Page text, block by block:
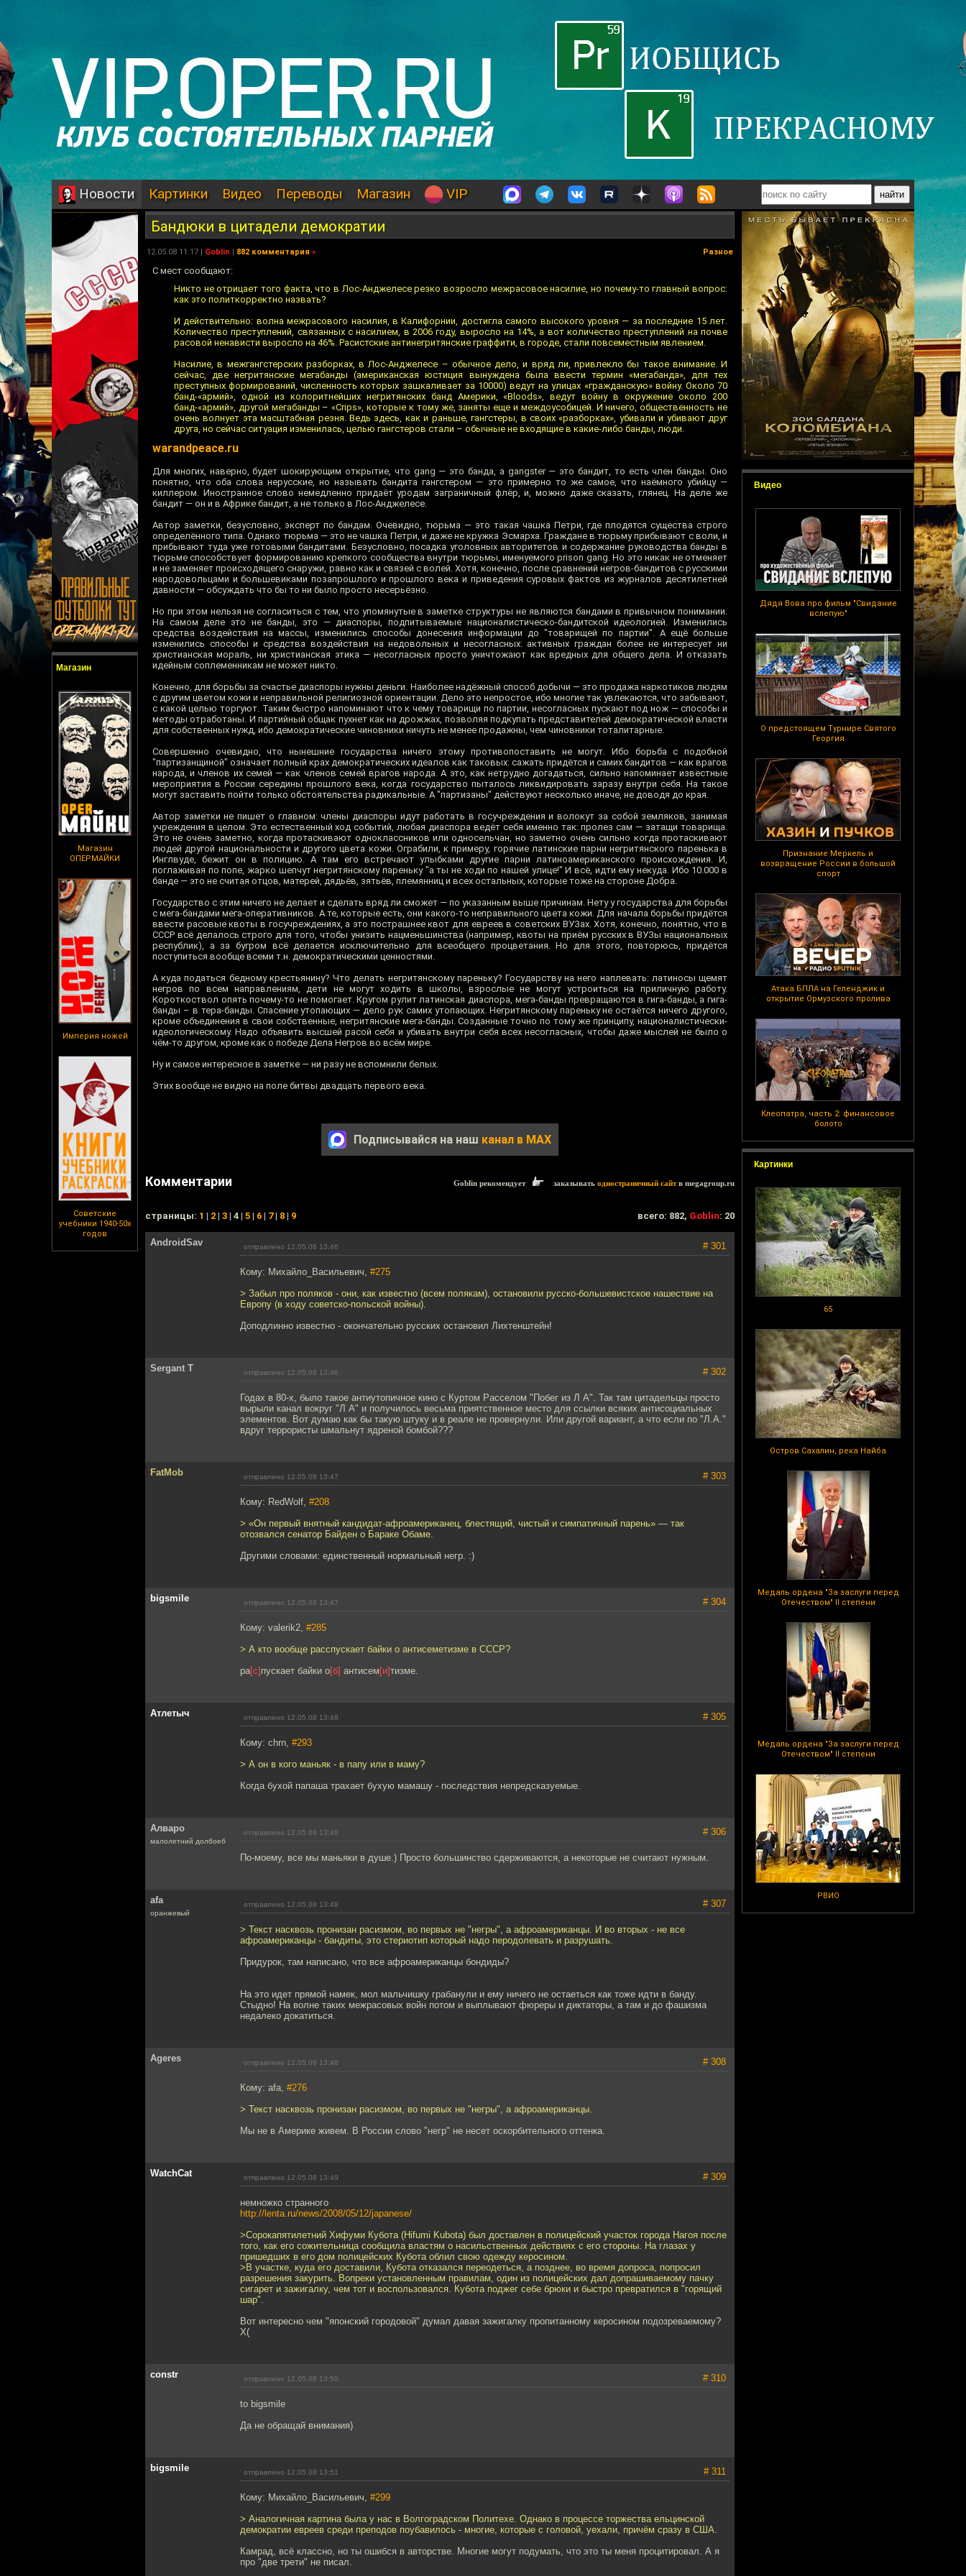
Новости Картинки Видео Переводы Магазин VIP
Магазин
Магазин
ОПЕРМАЙКИ
Империя ножей
Советские
учебники 1940-50х
годов
Видео
Дядя Вова про фильм "Свидание
вслепую"
О предстоящем Турнире Святого
Георгия
Признание Меркель и
возвращение России в большой
спорт
Атака БПЛА на Геленджик и
открытие Ормузского пролива
Клеопатра, часть 2: финансовое
болото
Картинки
65
Остров Сахалин, река Найба
Медаль ордена "За заслуги перед
Отечеством" II степени
Медаль ордена "За заслуги перед
Отечеством" II степени
РВИО
Бандюки в цитадели демократии
12.05.08 11:17 | Goblin | 882 комментария » Разное
С мест сообщают:
Никто не отрицает того факта, что в Лос-Анджелесе резко возросло межрасовое насилие, но почему-то главный вопрос:
как это политкорректно назвать?
И действительно: волна межрасового насилия, в Калифорнии, достигла самого высокого уровня — за последние 15 лет.
Количество преступлений, связанных с насилием, в 2006 году, выросло на 14%, а вот количество преступлений на почве
расовой ненависти выросло на 46%. Расистские антинегритянские граффити, в городе, стали повсеместным явлением.
Насилие, в межгангстерских разборках, в Лос-Анджелесе – обычное дело, и вряд ли, привлекло бы такое внимание. И
сейчас, две негритянские мегабанды (американская юстиция вынуждена была ввести термин «мегабанда», для тех
преступных формирований, численность которых зашкаливает за 10000) ведут на улицах «гражданскую» войну. Около 70
банд-«армий», одной из колоритнейших негритянских банд Америки, «Bloods», ведут войну в окружение около 200
банд-«армий», другой мегабанды – «Crips», которые к тому же, заняты еще и междоусобицей. И ничего, общественность не
очень волнует эта масштабная резня. Ведь здесь, как и раньше, гангстеры, в своих «разборках», убивали и убивают друг
друга, но сейчас ситуация изменилась, целью гангстеров стали – обычные не входящие в какие-либо банды, люди.
warandpeace.ru
Для многих, наверно, будет шокирующим открытие, что gang — это банда, а gangster — это бандит, то есть член банды. Оно
понятно, что оба слова нерусские, но называть бандита гангстером — это примерно то же самое, что наёмного убийцу —
киллером. Иностранное слово немедленно придаёт уродам заграничный флёр, и, можно даже сказать, глянец. На деле же
бандит — он и в Африке бандит, а не только в Лос-Анджелесе.
Автор заметки, безусловно, эксперт по бандам. Очевидно, тюрьма — это такая чашка Петри, где плодятся существа строго
определённого типа. Однако тюрьма — это не чашка Петри, и даже не кружка Эсмарха. Граждане в тюрьму прибывают с воли, и
прибывают туда уже готовыми бандитами. Безусловно, посадка уголовных авторитетов и содержание руководства банды в
тюрьме способствует формированию крепкого сообщества внутри тюрьмы, именуемого prison gang. Но это никак не отменяет
и не заменяет происходящего снаружи, равно как и связей с волей. Хотя, конечно, после сравнений негров-бандитов с русскими
народовольцами и большевиками позапрошлого и прошлого века и приведения суровых фактов из журналов десятилетней
давности — обсуждать что бы то ни было просто несерьёзно.
Но при этом нельзя не согласиться с тем, что упомянутые в заметке структуры не являются бандами в привычном понимании.
На самом деле это не банды, это — диаспоры, подпитываемые националистическо-бандитской идеологией. Изменились
средства воздействия на массы, изменились способы донесения информации до "товарищей по партии". А ещё больше
изменились способы и средства воздействия на недовольных и несогласных: активных граждан более не интересует ни
христианская мораль, ни христианская этика — несогласных просто уничтожают как вредных для общего дела. И отказать
идейным соплеменникам не может никто.
Конечно, для борьбы за счастье диаспоры нужны деньги. Наиболее надёжный способ добычи — это продажа наркотиков людям
с другим цветом кожи и неправильной религиозной ориентации. Дело это непростое, ибо многие так увлекаются, что забывают,
с какой целью торгуют. Таким быстро напоминают что к чему товарищи по партии, несогласных пускают под нож — способы и
методы отработаны. И партийный общак пухнет как на дрожжах, позволяя подкупать представителей демократической власти
для собственных нужд, ибо демократические чиновники ничуть не менее продажны, чем чиновники тоталитарные.
Совершенно очевидно, что нынешние государства ничего этому противопоставить не могут. Ибо борьба с подобной
"партизанщиной" означает полный крах демократических идеалов как таковых: сажать придётся и самих бандитов — как врагов
народа, и членов их семей — как членов семей врагов народа. А это, как нетрудно догадаться, сильно напоминает известные
мероприятия в России середины прошлого века, когда государство пыталось ликвидировать заразу внутри себя. На такое
могут заставить пойти только обстоятельства радикальные. А "партизаны" действуют несколько иначе, не доводя до края.
Автор заметки не пишет о главном: члены диаспоры идут работать в госучреждения и волокут за собой земляков, занимая
учреждения в целом. Это естественный ход событий, любая диаспора ведёт себя именно так: пролез сам — затащи товарища.
Это не очень заметно, когда протаскивают одноклассников или односельчан, но заметно очень сильно когда протаскивают
людей другой национальности и другого цвета кожи. Ограбили, к примеру, горячие латинские парни негритянского паренька в
Инглвуде, бежит он в полицию. А там его встречают улыбками другие парни латиноамериканского происхождения. И,
поглаживая по попе, жарко шепчут негритянскому пареньку "а ты не ходи по нашей улице!" И всё, идти ему некуда. Ибо 10.000 в
банде — это не считая отцов, матерей, дядьёв, зятьёв, племянниц и всех остальных, которые тоже на стороне Добра.
Государство с этим ничего не делает и сделать вряд ли сможет — по указанным выше причинам. Нету у государства для борьбы
с мега-бандами мега-оперативников. А те, которые есть, они какого-то неправильного цвета кожи. Для начала борьбы придётся
ввести расовые квоты в госучреждениях, а это пострашнее квот для евреев в советских ВУЗах. Хотя, конечно, понятно, что в
СССР всё делалось строго для того, чтобы унизить нацменьшинства (например, квоты на приём русских в ВУЗы национальных
республик), а за бугром всё делается исключительно для всеобщего процветания. Но для этого, повторюсь, придётся
поступиться вообще всеми т.н. демократическими ценностями.
А куда податься бедному крестьянину? Что делать негритянскому пареньку? Государству на него наплевать: латиносы щемят
негров по всем направлениям, дети не могут ходить в школы, взрослые не могут устроиться на приличную работу.
Короткоствол опять почему-то не помогает. Кругом рулит латинская диаспора, мега-банды превращаются в гига-банды, а гига-
банды – в тера-банды. Спасение утопающих — дело рук самих утопающих. Негритянскому пареньку не остаётся ничего другого,
кроме объединения в свои собственные, негритянские мега-банды. Созданные точно по тому же принципу, националистически-
идеологическому. Надо объявить высшей расой себя и убивать внутри себя всех несогласных, чтобы даже мыслей не было о
чём-то другом, кроме как о победе Дела Негров во всём мире.
Ну и самое интересное в заметке — ни разу не вспомнили белых.
Этих вообще не видно на поле битвы двадцать первого века.
Подписывайся на наш канал в MAX
Комментарии Goblin рекомендует заказывать одностраничный сайтв megagroup.ru
cтраницы: 1 | 2 | 3 | 4 | 5 | 6 | 7| 8 | 9 всего: 882, Goblin: 20
AndroidSav отправлено 12.05.08 13:46 # 301
Кому: Михайло_Васильевич, #275
> Забыл про поляков - они, как известно (всем полякам), остановили русско-большевистское нашествие на
Европу (в ходу советско-польской войны).
Доподлинно известно - окончательно русских остановил Лихтенштейн!
Sergant T отправлено 12.05.08 13:46 # 302
Годах в 80-х, было такое антиутопичное кино с Куртом Расселом "Побег из Л А". Так там цитадельцы просто
вырыли канал вокруг "Л А" и получилось весьма приятственное место для ссылки всяких антисоциальных
элементов. Вот думаю как бы такую штуку и в реале не провернули. Или другой вариант, а что если по "Л.А."
вдруг террористы шмальнут ядреной бомбой???
FatMob отправлено 12.05.08 13:47 # 303
Кому: RedWolf, #208
> «Он первый внятный кандидат-афроамериканец, блестящий, чистый и симпатичный парень» — так
отозвался сенатор Байден о Бараке Обаме.
Другими словами: единственный нормальный негр. :)
bigsmile отправлено 12.05.08 13:47 # 304
Кому: valerik2, #285
> А кто вообще расспускает байки о антисеметизме в СССР?
ра[с] пускает байки о[б] антисем [и]тизме.
Атлетыч отправлено 12.05.08 13:48 # 305
Кому: chrn, #293
> А он в кого маньяк - в папу или в маму?
Когда бухой папаша трахает бухую мамашу - последствия непредсказуемые.
Алваро
малолетний долбоеб
отправлено 12.05.08 13:48 # 306
По-моему, все мы маньяки в душе.) Просто большинство сдерживаются, а некоторые не считают нужным.
afa
оранжевый
отправлено 12.05.08 13:48 # 307
> Текст насквозь пронизан расизмом, во первых не "негры", а афроамериканцы. И во вторых - не все
афроамериканцы - бандиты, это стериотип который надо перодолевать и разрушать.
Придурок, там написано, что все афроамериканцы бондиды?
На это идет прямой намек, мол мальчишку грабанули и ему ничего не остаеться как тоже идти в банду.
Стыдно! На волне таких межрасовых войн потом и выплывают фюреры и диктаторы, а там и до фашизма
недалеко докатиться.
Ageres отправлено 12.05.08 13:48 # 308
Кому: afa, #276
> Текст насквозь пронизан расизмом, во первых не "негры", а афроамериканцы.
Мы не в Америке живем. В России слово "негр" не несет оскорбительного оттенка.
WatchCat отправлено 12.05.08 13:49 # 309
немножко странного
http://lenta.ru/news/2008/05/12/japanese/
>Сорокапятилетний Хифуми Кубота (Hifumi Kubota) был доставлен в полицейский участок города Нагоя после
того, как его сожительница сообщила властям о насильственных действиях с его стороны. На глазах у
пришедших в его дом полицейских Кубота облил свою одежду керосином.
>В участке, куда его доставили, Кубота отказался переодеться, а позднее, во время допроса, попросил
разрешения закурить. Вопреки установленным правилам, один из полицейских дал допрашиваемому пачку
сигарет и зажигалку, чем тот и воспользовался. Кубота поджег себе брюки и быстро превратился в "горящий
шар".
Вот интересно чем "японский городовой" думал давая зажигалку пропитанному керосином подозреваемому?
X(
constr отправлено 12.05.08 13:50 # 310
to bigsmile
Да не обращай внимания)
bigsmile отправлено 12.05.08 13:51 # 311
Кому: Михайло_Васильевич, #299
> Аналогичная картина была у нас в Волгоградском Политехе. Однако в процессе торжества ельцинской
демократии евреев среди преподов поубавилось - многие, которые с головой, уехали, причём сразу в США.
Камрад, всё классно, но ты ошибся в авторстве. Многие могут подумать, что это ты меня процитировал. А я
про "две трети" не писал.